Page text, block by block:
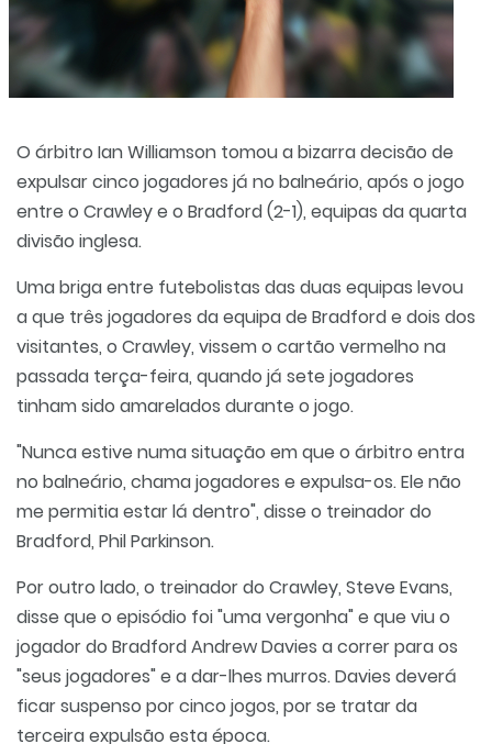
O árbitro Ian Williamson tomou a bizarra decisão de
expulsar cinco jogadores já no balneário, após o jogo
entre o Crawley e o Bradford (2-1), equipas da quarta
divisão inglesa.
Uma briga entre futebolistas das duas equipas levou
a que três jogadores da equipa de Bradford e dois dos
visitantes, o Crawley, vissem o cartão vermelho na
passada terça-feira, quando já sete jogadores
tinham sido amarelados durante o jogo.
"Nunca estive numa situação em que o árbitro entra
no balneário, chama jogadores e expulsa-os. Ele não
me permitia estar lá dentro", disse o treinador do
Bradford, Phil Parkinson.
Por outro lado, o treinador do Crawley, Steve Evans,
disse que o episódio foi "uma vergonha" e que viu o
jogador do Bradford Andrew Davies a correr para os
"seus jogadores" e a dar-lhes murros. Davies deverá
ficar suspenso por cinco jogos, por se tratar da
terceira expulsão esta época.